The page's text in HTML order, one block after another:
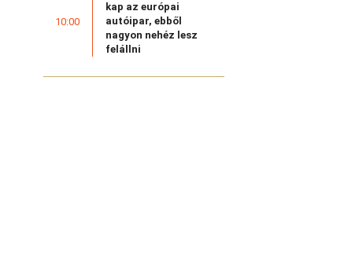
10:00
kap az európai
autóipar, ebből
nagyon nehéz lesz
felállni